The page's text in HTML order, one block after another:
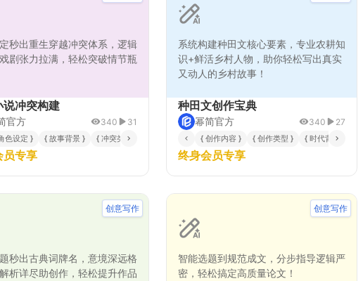
{ 期望的陷害领域 } { 期望的情节张力侧重 } { 特殊设定或限制 }
秒出重生穿越冲突体系，逻辑
剧张力拉满，轻松突破情节瓶
说冲突构建
官方 340 31
色设定 } { 故事背景 } { 冲突类型偏好 } { 写作风格 }
员专享
系统构建种田文核心要素，专业农耕知
识+鲜活乡村人物，助你轻松写出真实
又动人的乡村故事！
种田文创作宝典
幂简官方 340 27
{ 创作内容 } { 创作类型 } { 时代背景 }
终身会员专享
秒出古典词牌名，意境深远格
析详尽助创作，轻松提升作品
创意写作
智能选题到规范成文，分步指导逻辑严
密，轻松搞定高质量论文！
创意写作